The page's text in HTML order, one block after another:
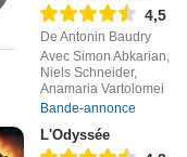
4,5
De Antonin Baudry
Avec Simon Abkarian,
Niels Schneider,
Anamaria Vartolomei
Bande-annonce
L'Odyssée